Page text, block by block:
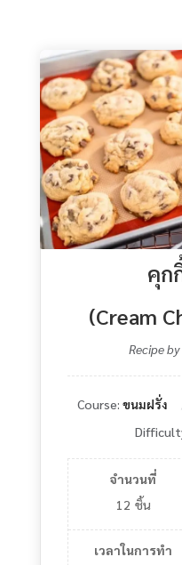
คุก
(Cream
Recipe
Course:ขนมฝรั่ง
จำนวนที่
12 ชิ้น
เวลาในการทำ